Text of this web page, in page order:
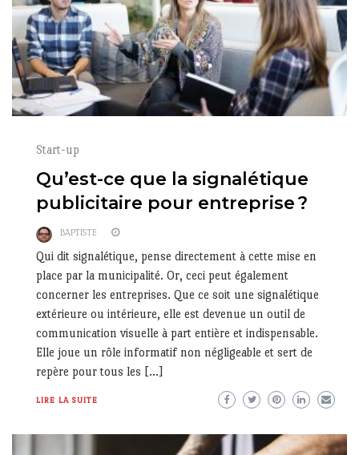
Start-up
Qu’est-ce que la signalétique
publicitaire pour entreprise ?
BAPTISTE
Qui dit signalétique, pense directement à cette mise en
place par la municipalité. Or, ceci peut également
concerner les entreprises. Que ce soit une signalétique
extérieure ou intérieure, elle est devenue un outil de
communication visuelle à part entière et indispensable.
Elle joue un rôle informatif non négligeable et sert de
repère pour tous les […]
LIRE LA SUITE